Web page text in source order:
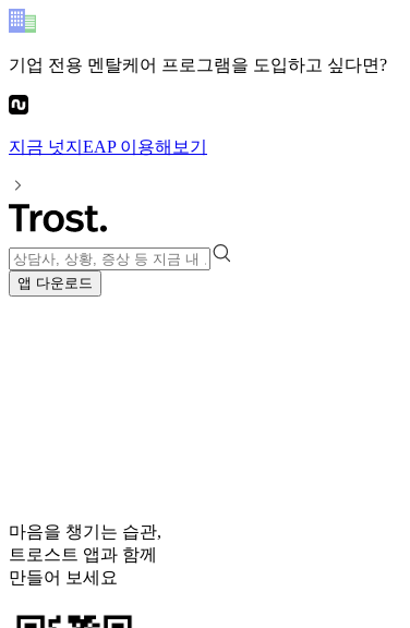
기업 전용 멘탈케어 프로그램을 도입하고 싶다면?
지금 넛지EAP이용해보기
앱 다운로드
마음을 챙기는 습관,
트로스트 앱과 함께
만들어 보세요